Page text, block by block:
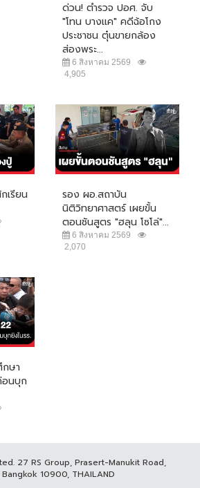
ด่วน! ตำรวจ ปอศ. จับ
"โทน บางแค" คดีฉ้อโกง
ประชาชน ตุ๋นขายกล้อง
ส่องพระ...
6 สิงหาคม 2569
4,905
เรียน
รอง ผอ.สถาบัน
นิติวิทยาศาสตร์ เผยขั้น
ตอนชันสูตร "ฮลุน โซโล่"...
6 สิงหาคม 2569
2,070
กษา
นบุก
27 RS Group, Prasert-Manukit Road,
10900, THAILAND